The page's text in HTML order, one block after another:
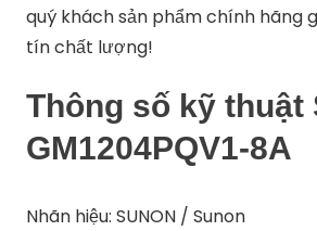
quý khách sản phẩm chính hãng
tín chất lượng!
Thông số kỹ thuật
GM1204PQV1-8A
Nhãn hiệu: SUNON / Sunon